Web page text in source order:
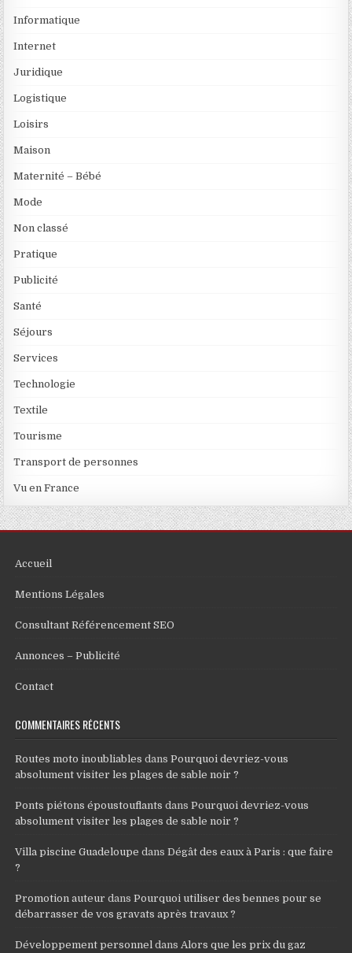
Informatique
Internet
Juridique
Logistique
Loisirs
Maison
Maternité – Bébé
Mode
Non classé
Pratique
Publicité
Santé
Séjours
Services
Technologie
Textile
Tourisme
Transport de personnes
Vu en France
Accueil
Mentions Légales
Consultant Référencement SEO
Annonces – Publicité
Contact
COMMENTAIRES RÉCENTS
Routes moto inoubliables dansPourquoi devriez-vous
absolument visiter les plages de sable noir ?
Ponts piétons époustouflants dansPourquoi devriez-vous
absolument visiter les plages de sable noir ?
Villa piscine Guadeloupe dansDégât des eaux à Paris : que faire
?
Promotion auteur dansPourquoi utiliser des bennes pour se
débarrasser de vos gravats après travaux ?
Développement personnel dans Alors que les prix du gaz